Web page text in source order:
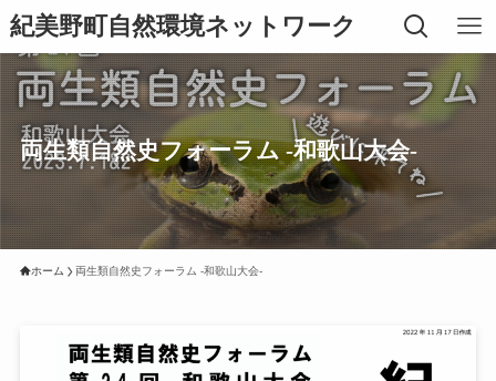
紀美野町自然環境ネットワーク
両生類自然史フォーラム -和歌山大会-
ホーム 両生類自然史フォーラム -和歌山大会-